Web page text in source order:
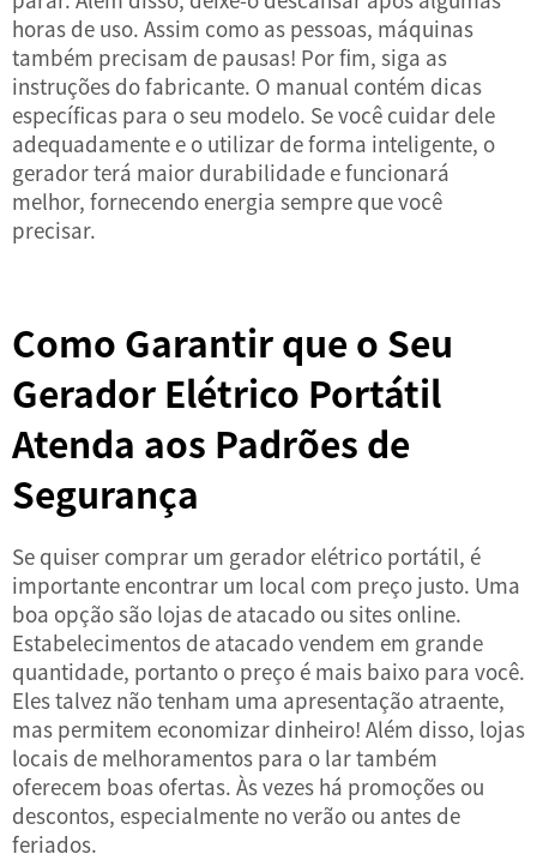
horas de uso. Assim como as pessoas, máquinas
também precisam de pausas! Por fim, siga as
instruções do fabricante. O manual contém dicas
específicas para o seu modelo. Se você cuidar dele
adequadamente e o utilizar de forma inteligente, o
gerador terá maior durabilidade e funcionará
melhor, fornecendo energia sempre que você
precisar.
Como Garantir que o Seu
Gerador Elétrico Portátil
Atenda aos Padrões de
Segurança
Se quiser comprar um gerador elétrico portátil, é
importante encontrar um local com preço justo. Uma
boa opção são lojas de atacado ou sites online.
Estabelecimentos de atacado vendem em grande
quantidade, portanto o preço é mais baixo para você.
Eles talvez não tenham uma apresentação atraente,
mas permitem economizar dinheiro! Além disso, lojas
locais de melhoramentos para o lar também
oferecem boas ofertas. Às vezes há promoções ou
descontos, especialmente no verão ou antes de
feriados.